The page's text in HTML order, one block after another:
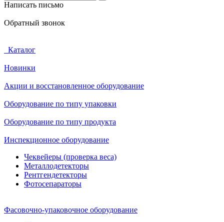
Написать письмо
Обратный звонок
Каталог
Новинки
Акции и восстановленное оборудование
Оборудование по типу упаковки
Оборудование по типу продукта
Инспекционное оборудование
Чеквейеры (проверка веса)
Металлодетекторы
Рентгендетекторы
Фотосепараторы
Фасовочно-упаковочное оборудование